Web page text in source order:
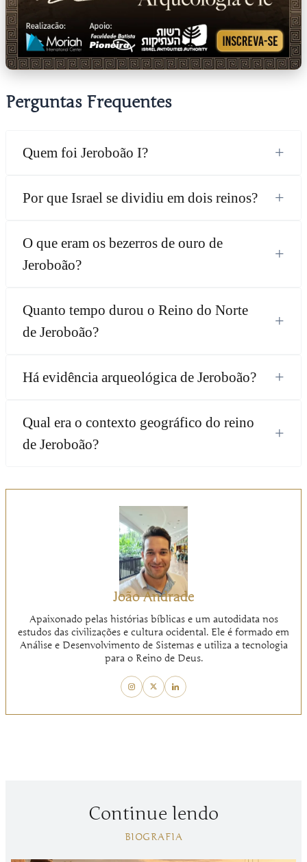
Perguntas Frequentes
Quem foi Jeroboão I? +
Por que Israel se dividiu em dois reinos? +
O que eram os bezerros de ouro de
Jeroboão?
+
Quanto tempo durou o Reino do Norte
de Jeroboão?
+
Há evidência arqueológica de Jeroboão? +
Qual era o contexto geográfico do reino
de Jeroboão?
+
João Andrade
Apaixonado pelas histórias bíblicas e um autodidata nos
estudos das civilizações e cultura ocidental. Ele é formado em
Análise e Desenvolvimento de Sistemas e utiliza a tecnologia
para o Reino de Deus.
Continue lendo
BIOGRAFIA